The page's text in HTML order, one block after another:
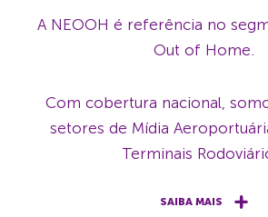
A NEOOH é referência no
Out of Home.
Com cobertura nacional,
setores de Mídia
Terminais
SAIBA MAIS